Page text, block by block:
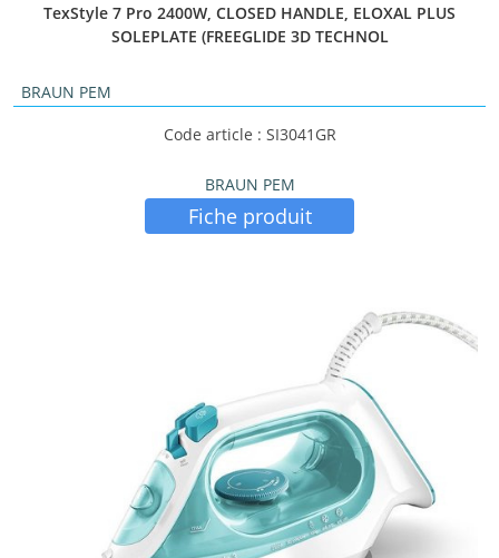
TexStyle 7 Pro 2400W, CLOSED HANDLE, ELOXAL PLUS
SOLEPLATE (FREEGLIDE 3D TECHNOL
BRAUN PEM
Code article : SI3041GR
BRAUN PEM
Fiche produit